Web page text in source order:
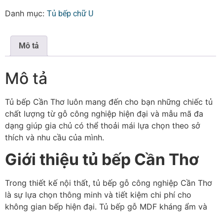
Danh mục: Tủ bếp chữ U
Mô tả
Mô tả
Tủ bếp Cần Thơ luôn mang đến cho bạn những chiếc tủ
chất lượng từ gỗ công nghiệp hiện đại và mẫu mã đa
dạng giúp gia chủ có thể thoải mái lựa chọn theo sở
thích và nhu cầu của mình.
Giới thiệu tủ bếp Cần Thơ
Trong thiết kế nội thất, tủ bếp gỗ công nghiệp Cần Thơ
là sự lựa chọn thông minh và tiết kiệm chi phí cho
không gian bếp hiện đại. Tủ bếp gỗ MDF kháng ẩm và